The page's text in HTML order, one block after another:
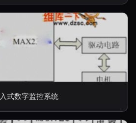
式数字监控系统